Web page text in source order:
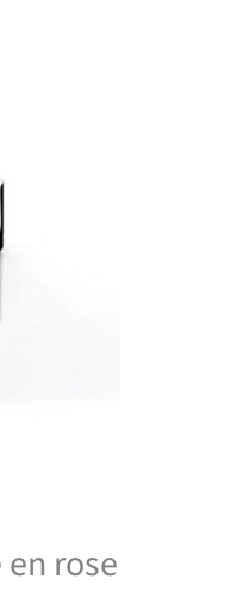
rose